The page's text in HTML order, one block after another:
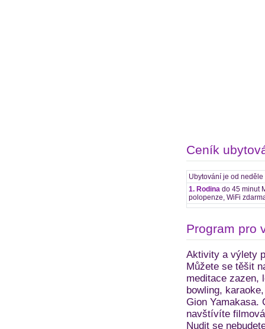
Ceník
Ubytování je od
1. Rodinado 45 minut
polopenze, WiFi
Program pro
Aktivity a výlety
Můžete se těšit
meditace zazen,
bowling,
Gion Yamakasa.
navštívíte
Nudit se